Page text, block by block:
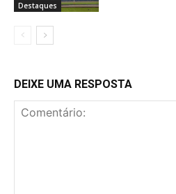
Destaques
DEIXE UMA RESPOSTA